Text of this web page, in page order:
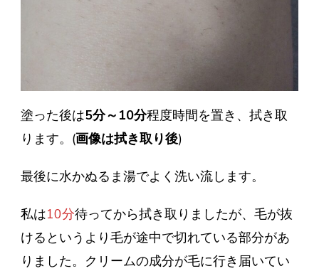
塗った後は5分～10分程度時間を置き、拭き取
ります。(画像は拭き取り後)
最後に水かぬるま湯でよく洗い流します。
私は10分待ってから拭き取りましたが、毛が抜
けるというより毛が途中で切れている部分があ
りました。クリームの成分が毛に行き届いてい